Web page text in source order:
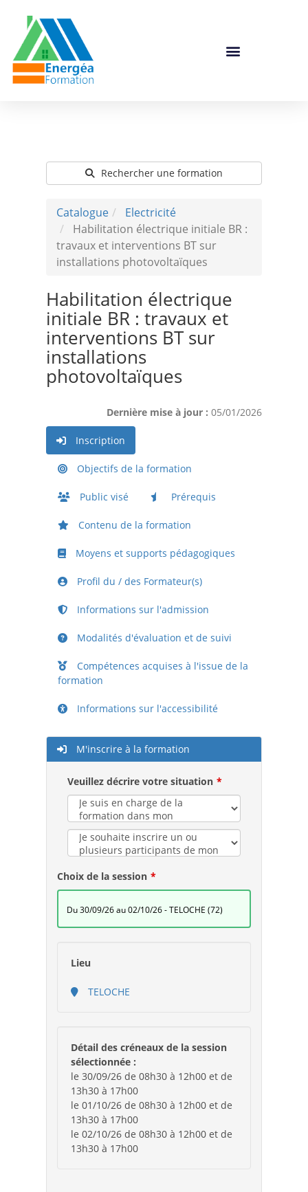
Rechercher une formation
Catalogue
Electricité
Habilitation électrique initiale BR :
travaux et interventions BT sur
installations photovoltaïques
Habilitation électrique
initiale BR : travaux et
interventions BT sur
installations
photovoltaïques
Dernière mise à jour :05/01/2026
Inscription
Objectifs de la formation
Public visé Prérequis
Contenu de la formation
Moyens et supports pédagogiques
Profil du / des Formateur(s)
Informations sur l'admission
Modalités d'évaluation et de suivi
Compétences acquises à l'issue de la
formation
Informations sur l'accessibilité
M'inscrire à la formation
Veuillez décrire votre situation
Choix de la session
du 30/09/26 au 02/10/26 - TELOCHE (72)
Lieu
TELOCHE
Détail des créneaux de la session
sélectionnée :
le 30/09/26 de 08h30 à 12h00 et de
13h30 à 17h00
le 01/10/26 de 08h30 à 12h00 et de
13h30 à 17h00
le 02/10/26 de 08h30 à 12h00 et de
13h30 à 17h00